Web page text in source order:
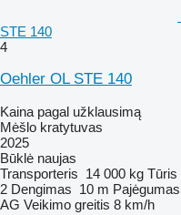
STE 140
4
Oehler OL STE 140
Kaina pagal užklausimą
Mėšlo kratytuvas
2025
Būklė naujas
Transporteris 14 000 kg Tūris
2 Dengimas 10 m Pajėgumas
AG Veikimo greitis 8 km/h